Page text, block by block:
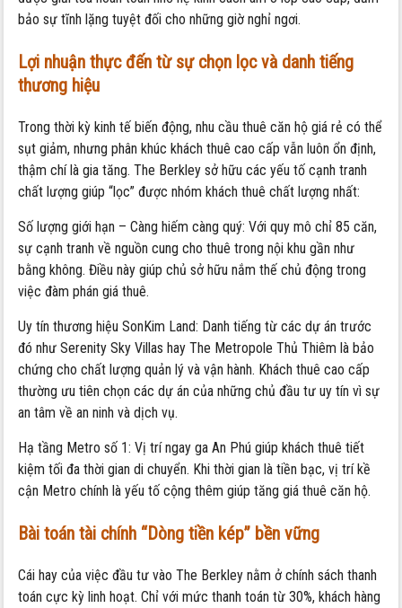
bảo sự tĩnh lặng tuyệt đối cho những giờ nghỉ ngơi.
Lợi nhuận thực đến từ sự chọn lọc và danh tiếng
thương hiệu
Trong thời kỳ kinh tế biến động, nhu cầu thuê căn hộ giá rẻ có thể
sụt giảm, nhưng phân khúc khách thuê cao cấp vẫn luôn ổn định,
thậm chí là gia tăng. The Berkley sở hữu các yếu tố cạnh tranh
chất lượng giúp “lọc” được nhóm khách thuê chất lượng nhất:
Số lượng giới hạn – Càng hiếm càng quý: Với quy mô chỉ 85 căn,
sự cạnh tranh về nguồn cung cho thuê trong nội khu gần như
bằng không. Điều này giúp chủ sở hữu nắm thế chủ động trong
việc đàm phán giá thuê.
Uy tín thương hiệu SonKim Land: Danh tiếng từ các dự án trước
đó như Serenity Sky Villas hay The Metropole Thủ Thiêm là bảo
chứng cho chất lượng quản lý và vận hành. Khách thuê cao cấp
thường ưu tiên chọn các dự án của những chủ đầu tư uy tín vì sự
an tâm về an ninh và dịch vụ.
Hạ tầng Metro số 1: Vị trí ngay ga An Phú giúp khách thuê tiết
kiệm tối đa thời gian di chuyển. Khi thời gian là tiền bạc, vị trí kề
cận Metro chính là yếu tố cộng thêm giúp tăng giá thuê căn hộ.
Bài toán tài chính “Dòng tiền kép” bền vững
Cái hay của việc đầu tư vào The Berkley nằm ở chính sách thanh
toán cực kỳ linh hoạt. Chỉ với mức thanh toán từ 30%, khách hàng